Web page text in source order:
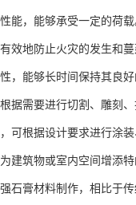
能，能够承受一定的荷载
效地防止火灾的发生和蔓
，能够长时间保持其良好
据需要进行切割、雕刻、
可根据设计要求进行涂
建筑物或室内空间增添特
石膏材料制作，相比于